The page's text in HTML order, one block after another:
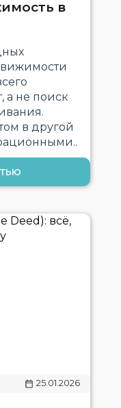
в
а не поиск
в другой
25.01.2026